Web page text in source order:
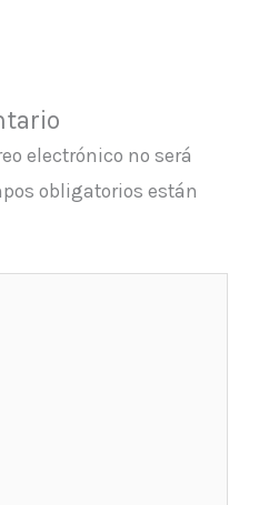
electrónico no será
obligatorios están